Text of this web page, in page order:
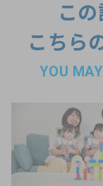
こ
こちら
YOU